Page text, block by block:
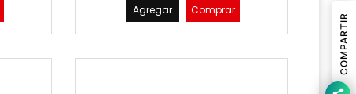
Agregar Comprar
COMPARTIR